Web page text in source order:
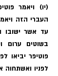
(יו) ויאמר
העברי הזה
עד אשר ישובו
בשוטים ערום
פוטיפר יביאו
לפניו ואשתחוה